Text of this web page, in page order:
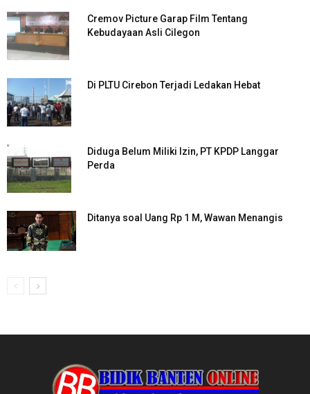
Cremov Picture Garap Film Tentang
Kebudayaan Asli Cilegon
Di PLTU Cirebon Terjadi Ledakan Hebat
Diduga Belum Miliki Izin, PT KPDP Langgar
Perda
Ditanya soal Uang Rp 1 M, Wawan Menangis